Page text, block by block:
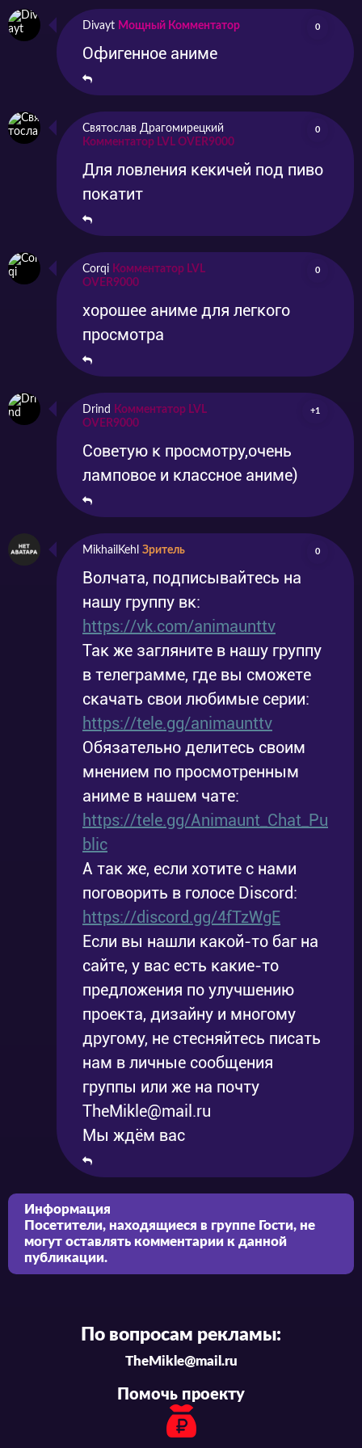
Divayt Мощный Комментатор 0
Офигенное аниме
Святослав Драгомирецкий
Комментатор LVL OVER9000
0
Для ловления кекичей под пиво
покатит
Corqi Комментатор LVL
OVER9000
0
хорошее аниме для легкого
просмотра
Drind
Комментатор LVL
OVER9000
+1
Советую к просмотру,очень
ламповое и классное аниме)
MikhailKehl Зритель 0
Волчата, подписывайтесь на
нашу группу вк:
https://vk.com/animaunttv
Так же загляните в нашу группу
в телеграмме, где вы сможете
скачать свои любимые серии:
https://tele.gg/animaunttv
Обязательно делитесь своим
мнением по просмотренным
аниме в нашем чате:
https://tele.gg/Animaunt_Chat_Pu
blic
А так же, если хотите с нами
поговорить в голосе Discord:
https://discord.gg/4fTzWgE
Если вы нашли какой-то баг на
сайте, у вас есть какие-то
предложения по улучшению
проекта, дизайну и многому
другому, не стесняйтесь писать
нам в личные сообщения
группы или же на почту
TheMikle@mail.ru
Мы ждём вас
Информация
Посетители, находящиеся в группе Гости, не
могут оставлять комментарии к данной
публикации.
По вопросам рекламы:
TheMikle@mail.ru
Помочь проекту